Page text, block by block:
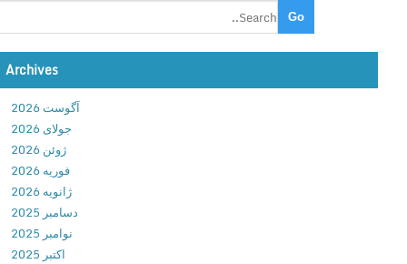
ل
و
M
K
E
x
p
l
o
r
Archives
آگوست 2026
جولای 2026
ژوئن 2026
فوریه 2026
ژانویه 2026
دسامبر 2025
نوامبر 2025